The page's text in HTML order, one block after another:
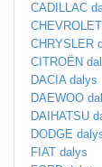
CADILLAC
CHRYSLER
CITROËN
DACIA dalys
DAEWOO
DAIHATSU
DODGE
FIAT dalys